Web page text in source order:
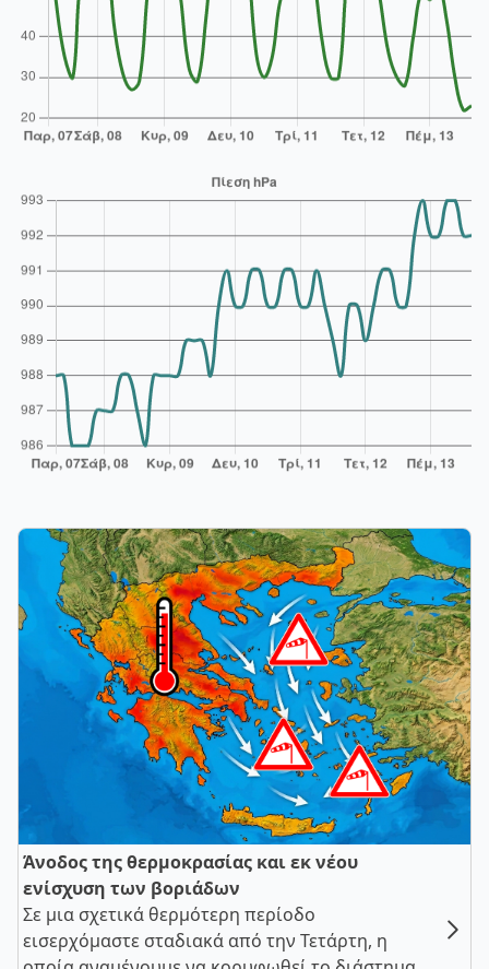
Άνοδος της θερμοκρασίας και εκ νέου
ενίσχυση των βοριάδων
Σε μια σχετικά θερμότερη περίοδο
εισερχόμαστε σταδιακά από την Τετάρτη, η